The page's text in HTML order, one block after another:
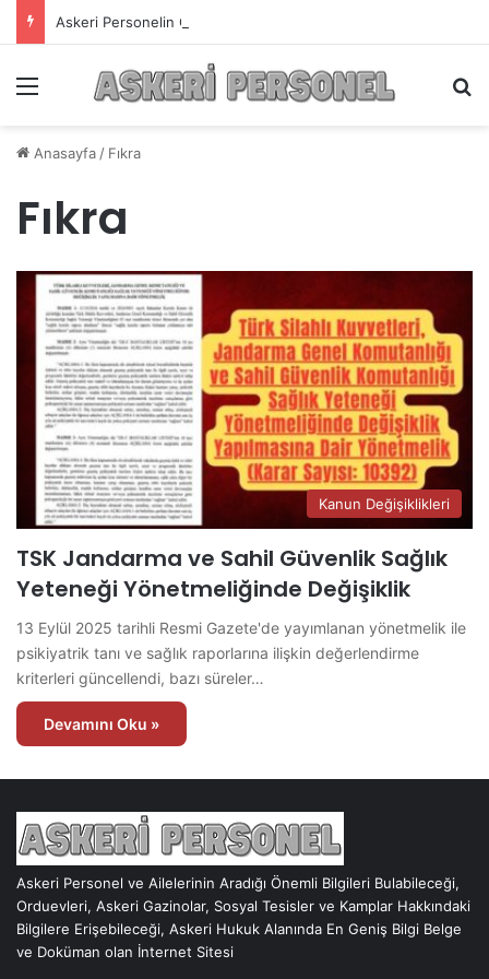
Askeri Personelin Güncel Haber ve Bilgi Sitesi.
Anasayfa / Fıkra
Fıkra
Kanun Değişiklikleri
TSK Jandarma ve Sahil Güvenlik Sağlık
Yeteneği Yönetmeliğinde Değişiklik
13 Eylül 2025 tarihli Resmi Gazete'de yayımlanan yönetmelik ile
psikiyatrik tanı ve sağlık raporlarına ilişkin değerlendirme
kriterleri güncellendi, bazı süreler…
Devamını Oku »
Askeri Personel ve Ailelerinin Aradığı Önemli Bilgileri Bulabileceği,
Orduevleri, Askeri Gazinolar, Sosyal Tesisler ve Kamplar Hakkındaki
Bilgilere Erişebileceği, Askeri Hukuk Alanında En Geniş Bilgi Belge
ve Doküman olan İnternet Sitesi